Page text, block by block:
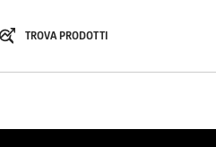
TROVA PRODOTTI